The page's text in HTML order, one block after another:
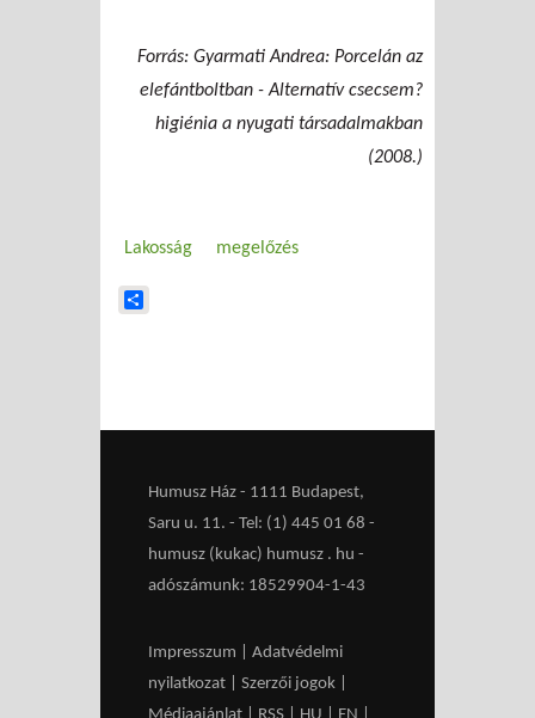
Forrás: Gyarmati Andrea: Porcelán az
elefántboltban - Alternatív csecsem?
higiénia a nyugati társadalmakban
(2008.)
Lakosság megelőzés
Humusz Ház - 1111 Budapest,
Saru u. 11. - Tel: (1) 445 01 68 -
humusz (kukac) humusz . hu -
adószámunk: 18529904-1-43
Impresszum
Adatvédelmi
nyilatkozat
Szerzői jogok
Médiaajánlat
RSS HU EN